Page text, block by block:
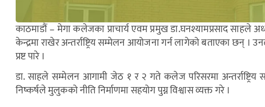
काठमाडौं – मेगा कलेजका प्राचार्य एवम प्रमुख डा.घनश्यामप्रसाद
केन्द्रमा राखेर अन्तर्राष्ट्रिय सम्मेलन आयोजना गर्न लागेको बताएका छन् ।
प्रष्ट पारे ।
डा. साहले सम्मेलन आगामी जेठ १ र २ गते कलेज परिसरमा
निष्कर्षले मुलुकको नीति निर्माणमा सहयोग पुग्न विश्वास व्यक्त गरे ।